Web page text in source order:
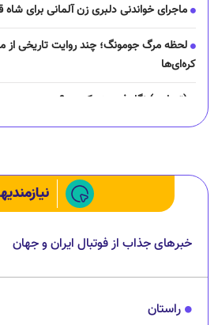
ماجرای خواندنی دلبری زن آلمانی برای شاه
لحظه مرگ جومونگ؛ چند روایت تاریخی از
کره‌ای‌ها
(تصاویر) نگار فرهمند کیست؟
خبرهای جذاب از فوتبال ایران و جهان
راستان